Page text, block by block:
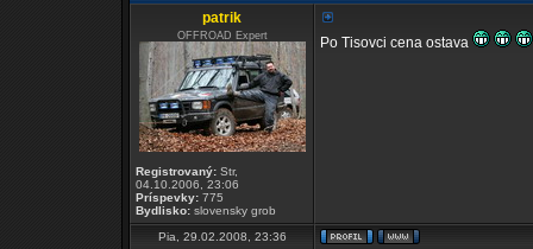
patrik
OFFROAD Expert
Registrovaný: Str,
04.10.2006, 23:06
Príspevky: 775
Bydlisko: slovensky grob
Po Tisovci cena ostava
Pia, 29.02.2008, 23:36